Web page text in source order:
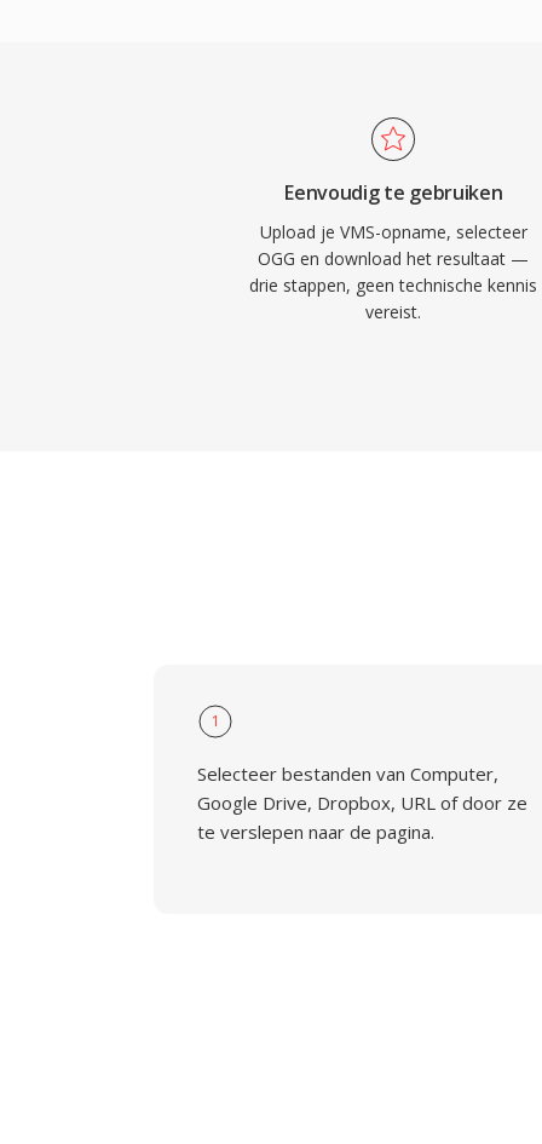
sierlijker om met kwaliteitsverlies bij lage
concurrenten, wat verklaart waarom het
videogames waar opslag beperkt is en
om ruimte strijden. VLC, Firefox,
allemaal native Vorbis-decodering.
Eenvoudig te gebruiken
Upload je VMS-opname, selecteer
OGG en download het resultaat —
drie stappen, geen technische kennis
vereist.
1
Selecteer bestanden van Computer,
Google Drive, Dropbox, URL of door ze
te verslepen naar de pagina.